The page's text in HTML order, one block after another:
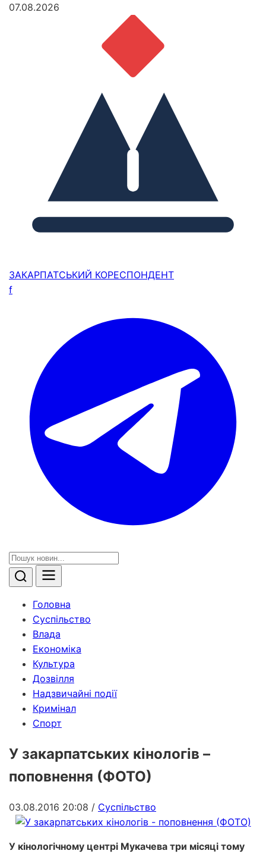
07.08.2026
ЗАКАРПАТСЬКИЙ КОРЕСПОНДЕНТ
f
Головна
Суспільство
Влада
Економіка
Культура
Дозвілля
Надзвичайні події
Кримінал
Спорт
У закарпатських кінологів –
поповнення (ФОТО)
03.08.2016 20:08 / Суспільство
У кінологічному центрі Мукачева три місяці тому